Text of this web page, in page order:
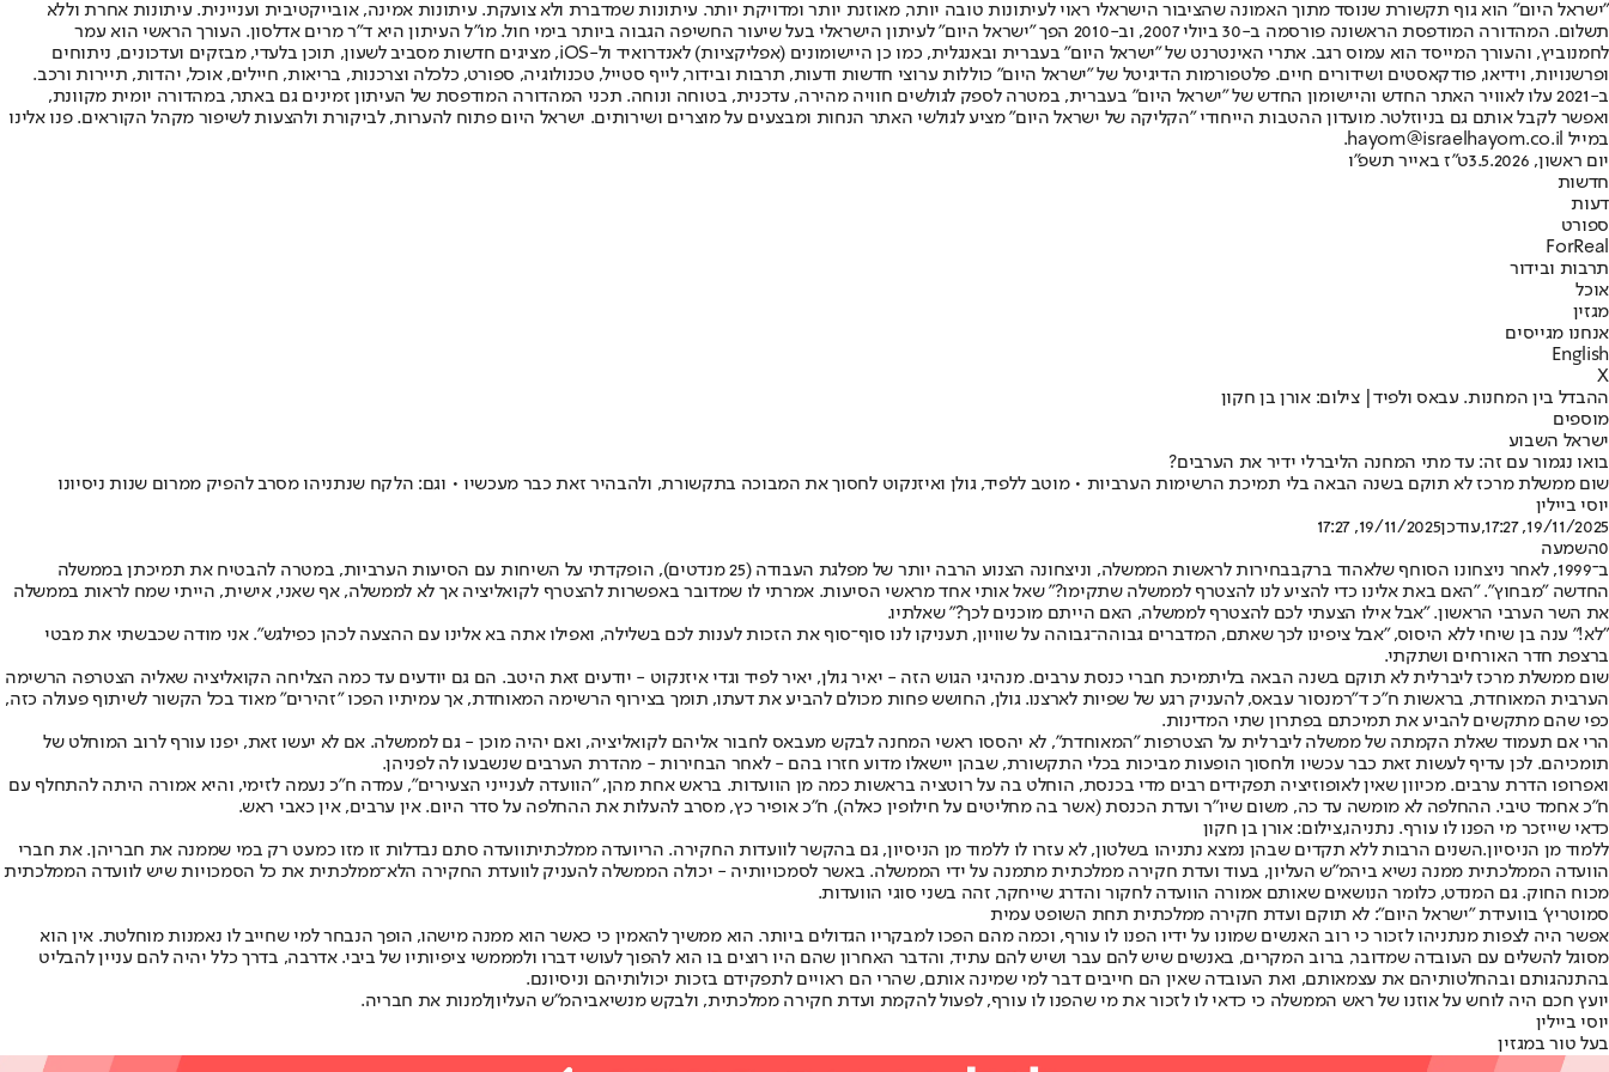
"ישראל היום" הוא גוף תקשורת שנוסד מתוך האמונה שהציבור הישראלי ראוי לעיתונות טובה יותר, מאוזנת יותר ומדויקת יותר. עיתונות שמדברת ולא צועקת. עיתונות אמינה, אובייקטיבית ועניינית. עיתונות אחרת וללא
תשלום. המהדורה המודפסת הראשונה פורסמה ב-30 ביולי 2007, וב-2010 הפך "ישראל היום" לעיתון הישראלי בעל שיעור החשיפה הגבוה ביותר בימי חול. מו"ל העיתון היא ד"ר מרים אדלסון. העורך הראשי הוא עמר
לחמנוביץ, והעורך המייסד הוא עמוס רגב. אתרי האינטרנט של "ישראל היום" בעברית ובאנגלית, כמו כן היישומונים (אפליקציות) לאנדרואיד ול-iOS, מציגים חדשות מסביב לשעון, תוכן בלעדי, מבזקים ועדכונים, ניתוחים
ופרשנויות, וידיאו, פודקאסטים ושידורים חיים. פלטפורמות הדיגיטל של "ישראל היום" כוללות ערוצי חדשות ודעות, תרבות ובידור, לייף סטייל, טכנולוגיה, ספורט, כלכלה וצרכנות, בריאות, חיילים, אוכל, יהדות, תיירות ורכב.
ב-2021 עלו לאוויר האתר החדש והיישומון החדש של "ישראל היום" בעברית, במטרה לספק לגולשים חוויה מהירה, עדכנית, בטוחה ונוחה. תכני המהדורה המודפסת של העיתון זמינים גם באתר, במהדורה יומית מקוונת,
ואפשר לקבל אותם גם בניוזלטר. מועדון ההטבות הייחודי "הקליקה של ישראל היום" מציע לגולשי האתר הנחות ומבצעים על מוצרים ושירותים. ישראל היום פתוח להערות, לביקורת ולהצעות לשיפור מקהל הקוראים. פנו אלינו
במייל hayom@israelhayom.co.il.
יום ראשון, 3.5.2026
ט"ז באייר תשפ"ו
חדשות
דעות
ספורט
ForReal
תרבות ובידור
אוכל
מגזין
אנחנו מגייסים
English
X
ההבדל בין המחנות. עבאס ולפיד| צילום: אורן בן חקון
מוספים
ישראל השבוע
בואו נגמור עם זה: עד מתי המחנה הליברלי ידיר את הערבים?
שום ממשלת מרכז לא תוקם בשנה הבאה בלי תמיכת הרשימות הערביות • מוטב ללפיד, גולן ואיזנקוט לחסוך את המבוכה בתקשורת, ולהבהיר זאת כבר מעכשיו • וגם: הלקח שנתניהו מסרב להפיק ממרום שנות ניסיונו
יוסי ביילין
19/11/2025, 17:27
,עודכן19/11/2025, 17:27
0השמעה
ב־1999
, לאחר ניצחונו הסוחף שלאהוד ברק
בבחירות לראשות הממשלה, וניצחונה הצנוע הרבה יותר של מפלגת העבודה (25 מנדטים), הופקדתי על השיחות עם הסיעות הערביות, במטרה להבטיח את תמיכתן בממשלה
החדשה "מבחוץ". "האם באת אלינו כדי להציע לנו להצטרף לממשלה שתקימו?" שאל אותי אחד מראשי הסיעות. אמרתי לו שמדובר באפשרות להצטרף לקואליציה אך לא לממשלה, אף שאני, אישית, הייתי שמח לראות בממשלה
את השר הערבי הראשון. "אבל אילו הצעתי לכם להצטרף לממשלה, האם הייתם מוכנים לכך?" שאלתיו.
"לא!" ענה בן שיחי ללא היסוס, "אבל ציפינו לכך שאתם, המדברים גבוהה־גבוהה על שוויון, תעניקו לנו סוף־סוף את הזכות לענות לכם בשלילה, ואפילו אתה בא אלינו עם ההצעה לכהן כפילגש". אני מודה שכבשתי את מבטי
ברצפת חדר האורחים ושתקתי.
שום ממשלת מרכז ליברלית לא תוקם בשנה הבאה בליתמיכת חברי כנסת ערבים. מנהיגי הגוש הזה - יאיר גולן, יאיר לפיד וגדי איזנקוט - יודעים זאת היטב. הם גם יודעים עד כמה הצליחה הקואליציה שאליה הצטרפה הרשימה
הערבית המאוחדת, בראשות ח"כ ד"רמנסור עבאס, להעניק רגע של שפיות לארצנו. גולן, החושש פחות מכולם להביע את דעתו, תומך בצירוף הרשימה המאוחדת, אך עמיתיו הפכו "זהירים" מאוד בכל הקשור לשיתוף פעולה כזה,
כפי שהם מתקשים להביע את תמיכתם בפתרון שתי המדינות.
הרי אם תעמוד שאלת הקמתה של ממשלה ליברלית על הצטרפות "המאוחדת", לא יהססו ראשי המחנה לבקש מעבאס לחבור אליהם לקואליציה, ואם יהיה מוכן - גם לממשלה. אם לא יעשו זאת, יפנו עורף לרוב המוחלט של
תומכיהם. לכן עדיף לעשות זאת כבר עכשיו ולחסוך הופעות מביכות בכלי התקשורת, שבהן יישאלו מדוע חזרו בהם - לאחר הבחירות - מהדרת הערבים שנשבעו לה לפניהן.
ואפרופו הדרת ערבים. מכיוון שאין לאופוזיציה תפקידים רבים מדי בכנסת, הוחלט בה על רוטציה בראשות כמה מן הוועדות. בראש אחת מהן, "הוועדה לענייני הצעירים", עמדה ח"כ נעמה לזימי, והיא אמורה היתה להתחלף עם
ח"כ אחמד טיבי. ההחלפה לא מומשה עד כה, משום שיו"ר ועדת הכנסת (אשר בה מחליטים על חילופין כאלה), ח"כ אופיר כץ, מסרב להעלות את ההחלפה על סדר היום. אין ערבים, אין כאבי ראש.
כדאי שייזכר מי הפנו לו עורף. נתניהו,צילום: אורן בן חקון
ללמוד מן הניסיון.השנים הרבות ללא תקדים שבהן נמצא נתניהו בשלטון, לא עזרו לו ללמוד מן הניסיון, גם בהקשר לוועדות החקירה. הריועדה ממלכתיתוועדה סתם נבדלות זו מזו כמעט רק במי שממנה את חבריהן. את חברי
הוועדה הממלכתית ממנה נשיא ביהמ"ש העליון, בעוד ועדת חקירה ממלכתית מתמנה על ידי הממשלה. באשר לסמכויותיה - יכולה הממשלה להעניק לוועדת החקירה הלא־ממלכתית את כל הסמכויות שיש לוועדה הממלכתית
מכוח החוק. גם המנדט, כלומר הנושאים שאותם אמורה הוועדה לחקור והדרג שייחקר, זהה בשני סוגי הוועדות.
סמוטריץ' בוועידת "ישראל היום": לא תוקם ועדת חקירה ממלכתית תחת השופט עמית
אפשר היה לצפות מנתניהו לזכור כי רוב האנשים שמונו על ידיו הפנו לו עורף, וכמה מהם הפכו למבקריו הגדולים ביותר. הוא ממשיך להאמין כי כאשר הוא ממנה מישהו, הופך הנבחר למי שחייב לו נאמנות מוחלטת. אין הוא
מסוגל להשלים עם העובדה שמדובר, ברוב המקרים, באנשים שיש להם עבר ושיש להם עתיד, והדבר האחרון שהם היו רוצים בו הוא להפוך לעושי דברו ולמממשי ציפיותיו של ביבי. אדרבה, בדרך כלל יהיה להם עניין להבליט
בהתנהגותם ובהחלטותיהם את עצמאותם, ואת העובדה שאין הם חייבים דבר למי שמינה אותם, שהרי הם ראויים לתפקידם בזכות יכולותיהם וניסיונם.
יועץ חכם היה לוחש על אוזנו של ראש הממשלה כי כדאי לו לזכור את מי שהפנו לו עורף, לפעול להקמת ועדת חקירה ממלכתית, ולבקש מנשיאביהמ"ש העליוןלמנות את חבריה.
יוסי ביילין
בעל טור במגזין